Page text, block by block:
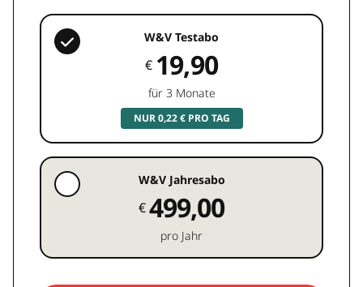
W&V Testabo
€ 19,90
für 3 Monate
NUR 0,22 € PRO TAG
W&V Jahresabo
€499,00
pro Jahr